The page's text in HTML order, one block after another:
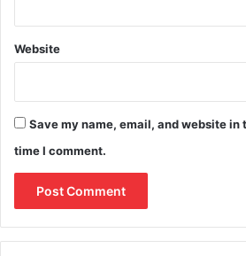
Website
Save my name, email, and website in
time I comment.